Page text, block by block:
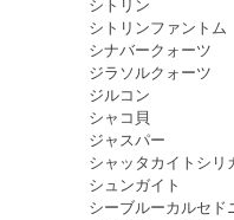
シトリン
シトリンファントム
シナバークォーツ
ジラソルクォーツ
ジルコン
シャコ貝
ジャスパー
シャッタカイトシリ
シュンガイト
シーブルーカルセド